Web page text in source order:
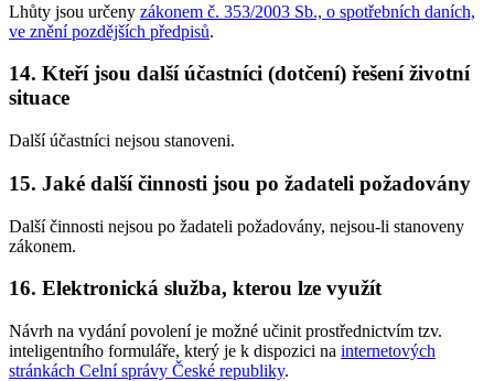
Lhůty jsou určeny zákonem č. 353/2003 Sb., o spotřebních daních,
ve znění pozdějších předpisů.
14. Kteří jsou další účastníci (dotčení) řešení životní
situace
Další účastníci nejsou stanoveni.
15. Jaké další činnosti jsou po žadateli požadovány
Další činnosti nejsou po žadateli požadovány, nejsou-li stanoveny
zákonem.
16. Elektronická služba, kterou lze využít
Návrh na vydání povolení je možné učinit prostřednictvím tzv.
inteligentního formuláře, který je k dispozici na internetových
stránkách Celní správy České republiky.